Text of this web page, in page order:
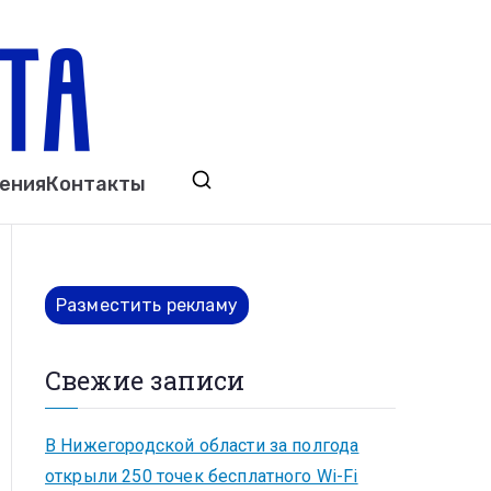
Выкса. Муром. Кулебаки. Навашино,
Контакты
Разместить рекламу
Свежие записи
В Нижегородской области за полгода
открыли 250 точек бесплатного Wi-Fi